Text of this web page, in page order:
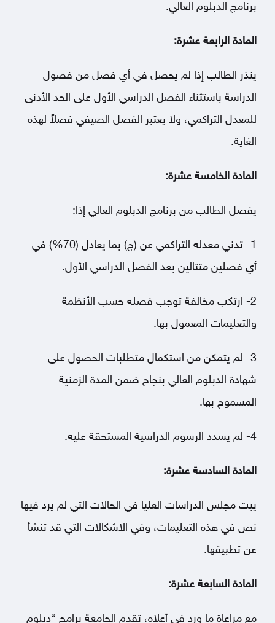
برنامج الدبلوم العالي.
المادة الرابعة عشرة:
ينذر الطالب إذا لم يحصل في أي فصل من فصول
الدراسة باستثناء الفصل الدراسي الأول على الحد الأدنى
للمعدل التراكمي، ولا يعتبر الفصل الصيفي فصلاً لهذه
الغاية.
المادة الخامسة عشرة:
يفصل الطالب من برنامج الدبلوم العالي إذا:
1- تدني معدله التراكمي عن (ج) بما يعادل (70%) في
أي فصلين متتالين بعد الفصل الدراسي الأول.
2- ارتكب مخالفة توجب فصله حسب الأنظمة
والتعليمات المعمول بها.
3- لم يتمكن من استكمال متطلبات الحصول على
شهادة الدبلوم العالي بنجاح ضمن المدة الزمنية
المسموح بها.
4- لم يسدد الرسوم الدراسية المستحقة عليه.
المادة السادسة عشرة:
يبت مجلس الدراسات العليا في الحالات التي لم يرد فيها
نص في هذه التعليمات، وفي الاشكالات التي قد تنشأ
عن تطبيقها.
المادة السابعة عشرة:
مع مراعاة ما ورد في أعلاه، تقدم الجامعة برامج “دبلوم